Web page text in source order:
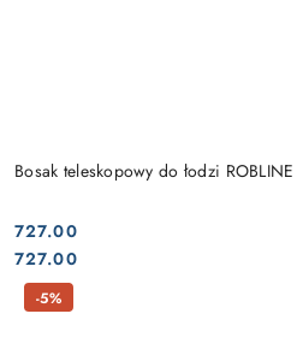
Bosak teleskopowy do łodzi
Cena:
727.00
Cena:
727.00
-5%